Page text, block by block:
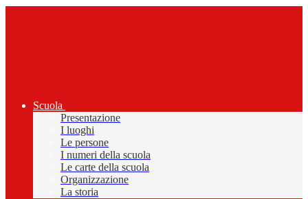
Scuola
Presentazione
I luoghi
Le persone
I numeri della scuola
Le carte della scuola
Organizzazione
La storia